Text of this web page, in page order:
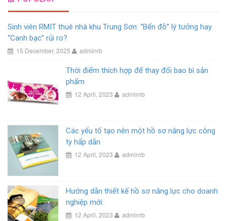
Sinh viên RMIT thuê nhà khu Trung Sơn: “Bến đỗ” lý tưởng hay
“Canh bạc” rủi ro?
15 December, 2025 adminrb
Thời điểm thích hợp để thay đổi bao bì sản
phẩm
12 April, 2023 adminrb
Các yếu tố tạo nên một hồ sơ năng lực công
ty hấp dẫn
12 April, 2023 adminrb
Hướng dẫn thiết kế hồ sơ năng lực cho doanh
nghiệp mới
12 April, 2023 adminrb